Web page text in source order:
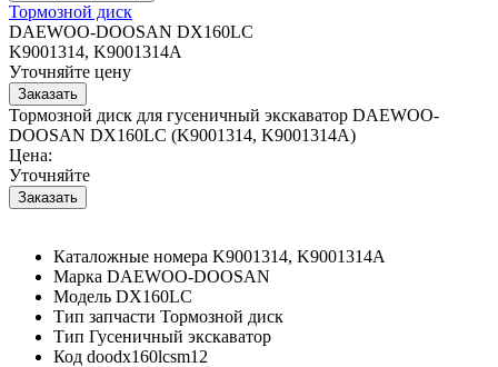
Тормозной диск
DAEWOO-DOOSAN DX160LC
K9001314, K9001314A
Уточняйте цену
Тормозной диск для гусеничный экскаватор DAEWOO-
DOOSAN DX160LC (K9001314, K9001314A)
Цена:
Уточняйте
Каталожные номера K9001314, K9001314A
Марка DAEWOO-DOOSAN
Модель DX160LC
Тип запчасти Тормозной диск
Тип Гусеничный экскаватор
Код doodx160lcsm12